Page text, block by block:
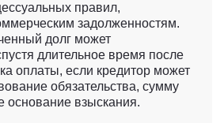
правил,
задолженностям.
долг может
длительное время после
оплаты, если кредитор может
обязательства, сумму
основание взыскания.